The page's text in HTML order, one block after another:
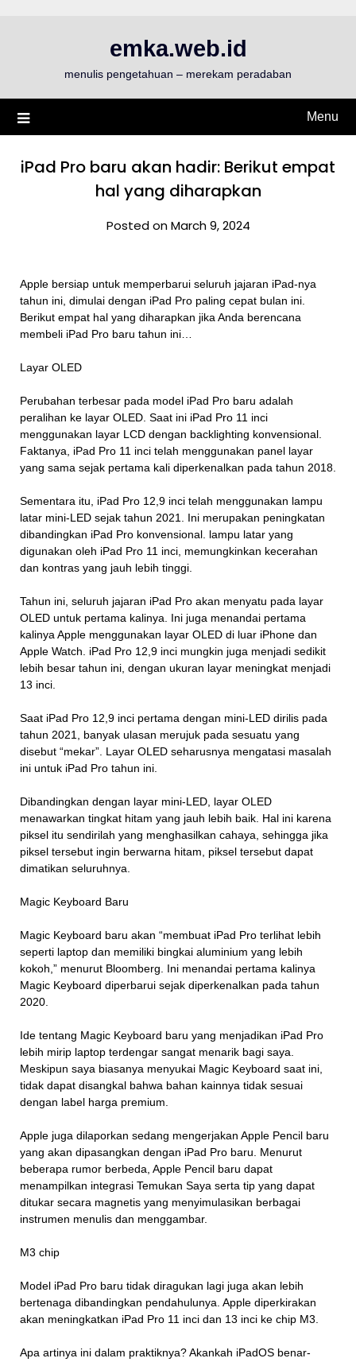
emka.web.id
menulis pengetahuan – merekam peradaban
Menu
iPad Pro baru akan hadir: Berikut empat
hal yang diharapkan
Posted on March 9, 2024
Apple bersiap untuk memperbarui seluruh jajaran iPad-nya
tahun ini, dimulai dengan iPad Pro paling cepat bulan ini.
Berikut empat hal yang diharapkan jika Anda berencana
membeli iPad Pro baru tahun ini…
Layar OLED
Perubahan terbesar pada model iPad Pro baru adalah
peralihan ke layar OLED. Saat ini iPad Pro 11 inci
menggunakan layar LCD dengan backlighting konvensional.
Faktanya, iPad Pro 11 inci telah menggunakan panel layar
yang sama sejak pertama kali diperkenalkan pada tahun 2018.
Sementara itu, iPad Pro 12,9 inci telah menggunakan lampu
latar mini-LED sejak tahun 2021. Ini merupakan peningkatan
dibandingkan iPad Pro konvensional. lampu latar yang
digunakan oleh iPad Pro 11 inci, memungkinkan kecerahan
dan kontras yang jauh lebih tinggi.
Tahun ini, seluruh jajaran iPad Pro akan menyatu pada layar
OLED untuk pertama kalinya. Ini juga menandai pertama
kalinya Apple menggunakan layar OLED di luar iPhone dan
Apple Watch. iPad Pro 12,9 inci mungkin juga menjadi sedikit
lebih besar tahun ini, dengan ukuran layar meningkat menjadi
13 inci.
Saat iPad Pro 12,9 inci pertama dengan mini-LED dirilis pada
tahun 2021, banyak ulasan merujuk pada sesuatu yang
disebut “mekar”. Layar OLED seharusnya mengatasi masalah
ini untuk iPad Pro tahun ini.
Dibandingkan dengan layar mini-LED, layar OLED
menawarkan tingkat hitam yang jauh lebih baik. Hal ini karena
piksel itu sendirilah yang menghasilkan cahaya, sehingga jika
piksel tersebut ingin berwarna hitam, piksel tersebut dapat
dimatikan seluruhnya.
Magic Keyboard Baru
Magic Keyboard baru akan “membuat iPad Pro terlihat lebih
seperti laptop dan memiliki bingkai aluminium yang lebih
kokoh,” menurut Bloomberg. Ini menandai pertama kalinya
Magic Keyboard diperbarui sejak diperkenalkan pada tahun
2020.
Ide tentang Magic Keyboard baru yang menjadikan iPad Pro
lebih mirip laptop terdengar sangat menarik bagi saya.
Meskipun saya biasanya menyukai Magic Keyboard saat ini,
tidak dapat disangkal bahwa bahan kainnya tidak sesuai
dengan label harga premium.
Apple juga dilaporkan sedang mengerjakan Apple Pencil baru
yang akan dipasangkan dengan iPad Pro baru. Menurut
beberapa rumor berbeda, Apple Pencil baru dapat
menampilkan integrasi Temukan Saya serta tip yang dapat
ditukar secara magnetis yang menyimulasikan berbagai
instrumen menulis dan menggambar.
M3 chip
Model iPad Pro baru tidak diragukan lagi juga akan lebih
bertenaga dibandingkan pendahulunya. Apple diperkirakan
akan meningkatkan iPad Pro 11 inci dan 13 inci ke chip M3.
Apa artinya ini dalam praktiknya? Akankah iPadOS benar-